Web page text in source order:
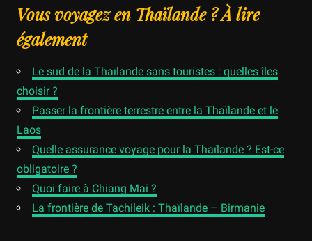
Vous voyagez en Thaïlande ? À lire
également
Le sud de la Thaïlande sans touristes : quelles îles
choisir ?
Passer la frontière terrestre entre la Thaïlande et le
Laos
Quelle assurance voyage pour la Thaïlande ? Est-ce
obligatoire ?
Quoi faire à Chiang Mai ?
La frontière de Tachileik : Thaïlande – Birmanie